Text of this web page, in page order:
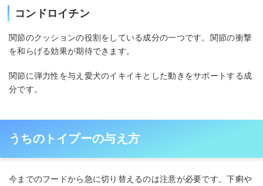
コンドロイチン
関節のクッションの役割をしている成分の一つです。関節の衝撃
を和らげる効果が期待できます。
関節に弾力性を与え愛犬のイキイキとした動きをサポートする成
分です。
うちのトイプーの与え方
今までのフードから急に切り替えるのは注意が必要です。下痢や